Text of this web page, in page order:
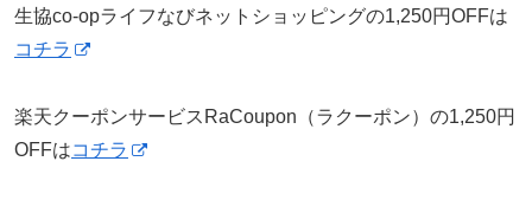
生協co-opライフなびネットショッピングの1,250円OFFは
コチラ
楽天クーポンサービスRaCoupon（ラクーポン）の1,250円
OFFはコチラ